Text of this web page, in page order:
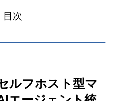
目次
ルフホスト型マ